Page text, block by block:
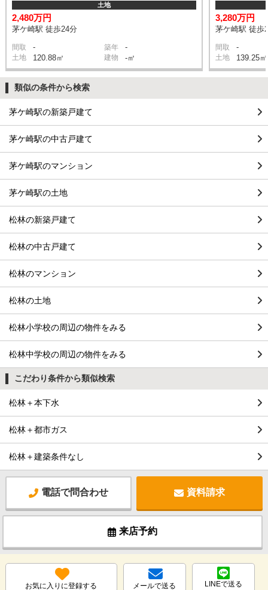
土地
2,480万円
茅ケ崎駅 徒歩24分
間取 - 築年 -
土地 120.88㎡ 建物 -㎡
3,280万円
茅ケ崎駅 徒歩
間取 -
土地 139.25㎡
類似の条件から検索
茅ケ崎駅の新築戸建て
茅ケ崎駅の中古戸建て
茅ケ崎駅のマンション
茅ケ崎駅の土地
松林の新築戸建て
松林の中古戸建て
松林のマンション
松林の土地
松林小学校の周辺の物件をみる
松林中学校の周辺の物件をみる
こだわり条件から類似検索
松林＋本下水
松林＋都市ガス
松林＋建築条件なし
電話で問合わせ 資料請求
来店予約
お気に入りに登録する メールで送る LINEで送る